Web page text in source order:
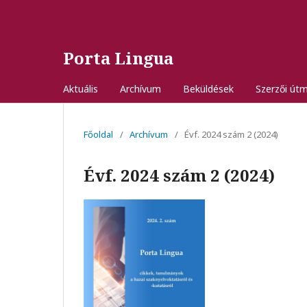
Porta Lingua
Aktuális Archívum Beküldések Szerzői
Főoldal / Archívum / Évf. 2024 szám 2 (2024)
Évf. 2024 szám 2 (2024)